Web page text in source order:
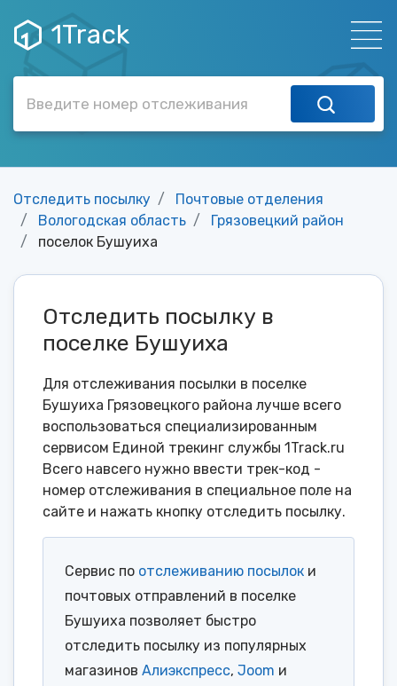
1Track
Отследить посылку
Почтовые отделения
Вологодская область
Грязовецкий район
поселок Бушуиха
Отследить посылку в
поселке Бушуиха
Для отслеживания посылки в поселке
Бушуиха Грязовецкого района лучше всего
воспользоваться специализированным
сервисом Единой трекинг службы 1Track.ru
Всего навсего нужно ввести трек-код -
номер отслеживания в специальное поле на
сайте и нажать кнопку отследить посылку.
Сервис по отслеживанию посылок и
почтовых отправлений в поселке
Бушуиха позволяет быстро
отследить посылку из популярных
магазинов Алиэкспресс, Joom и